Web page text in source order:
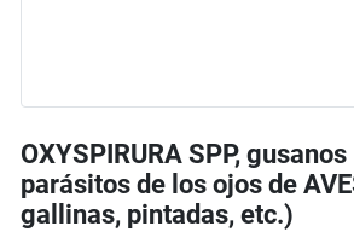
OXYSPIRURA SPP,
parásitos de los ojos de
gallinas, pintadas, etc.)